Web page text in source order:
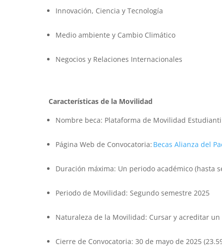
Innovación, Ciencia y Tecnología
Medio ambiente y Cambio Climático
Negocios y Relaciones Internacionales
Características de la Movilidad
Nombre beca: Plataforma de Movilidad
Página Web de Convocatoria: Becas Alianza del
Duración máxima: Un periodo académico (hasta
Periodo de Movilidad: Segundo semestre 2025
Naturaleza de la Movilidad: Cursar y acreditar
Cierre de Convocatoria: 30 de mayo de 2025